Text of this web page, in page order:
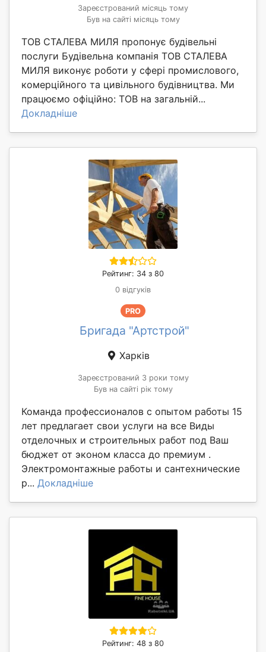
Зареєстрований місяць тому
Був на сайті місяць тому
ТОВ СТАЛЕВА МИЛЯ пропонує будівельні
послуги Будівельна компанія ТОВ СТАЛЕВА
МИЛЯ виконує роботи у сфері промислового,
комерційного та цивільного будівництва. Ми
працюємо офіційно: ТОВ на загальній...
Докладніше
Рейтинг: 34 з 80
0 відгуків
PRO
Бригада "Артстрой"
Харків
Зареєстрований 3 роки тому
Був на сайті рік тому
Команда профессионалов с опытом работы 15
лет предлагает свои услуги на все Виды
отделочных и строительных работ под Ваш
бюджет от эконом класса до премиум .
Электромонтажные работы и сантехнические
р... Докладніше
Рейтинг: 48 з 80